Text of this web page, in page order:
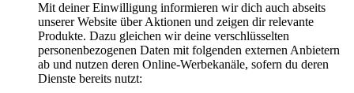
Mit deiner Einwilligung informieren wir dich auch abseits
unserer Website über Aktionen und zeigen dir relevante
Produkte. Dazu gleichen wir deine verschlüsselten
personenbezogenen Daten mit folgenden externen Anbietern
ab und nutzen deren Online-Werbekanäle, sofern du deren
Dienste bereits nutzt: